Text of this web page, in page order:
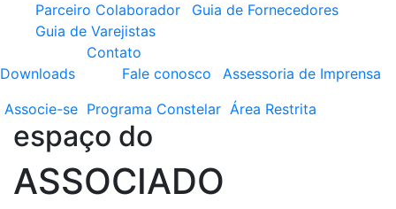
Parceiro Colaborador
Guia de Fornecedores
Guia de Varejistas
Downloads
Contato
Fale conosco
Assessoria de Imprensa
Associe-se Programa Constelar Área Restrita
espaço do
ASSOCIADO